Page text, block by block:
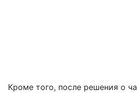
Кроме того, после решения о